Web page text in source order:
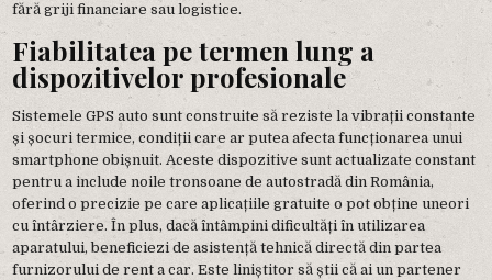
fără griji financiare sau logistice.
Fiabilitatea pe termen lung a
dispozitivelor profesionale
Sistemele GPS auto sunt construite să reziste la vibrații constante
și șocuri termice, condiții care ar putea afecta funcționarea unui
smartphone obișnuit. Aceste dispozitive sunt actualizate constant
pentru a include noile tronsoane de autostradă din România,
oferind o precizie pe care aplicațiile gratuite o pot obține uneori
cu întârziere. În plus, dacă întâmpini dificultăți în utilizarea
aparatului, beneficiezi de asistență tehnică directă din partea
furnizorului de rent a car. Este liniștitor să știi că ai un partener